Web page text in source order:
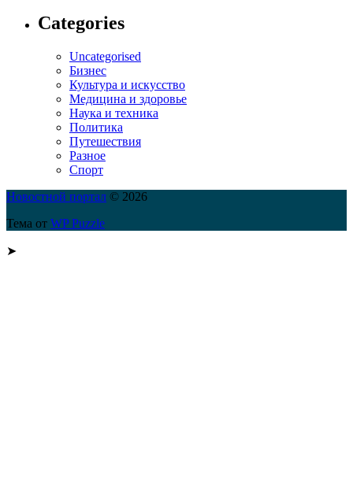
Categories
Uncategorised
Бизнес
Культура и искусство
Медицина и здоровье
Наука и техника
Политика
Путешествия
Разное
Спорт
Новостной портал © 2026
Тема от WP Puzzle
➤